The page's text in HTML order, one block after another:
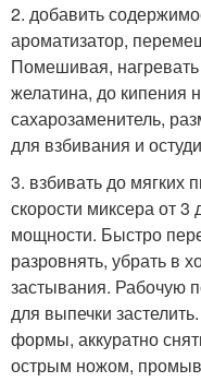
2. добавить
ароматизатор,
Помешивая,
желатина, до кипения
сахарозаменитель,
для взбивания и
3. взбивать до мягких
скорости миксера от 3
мощности. Быстро
разровнять, убрать в
застывания. Рабочую
для выпечки
формы, аккуратно
острым ножом,